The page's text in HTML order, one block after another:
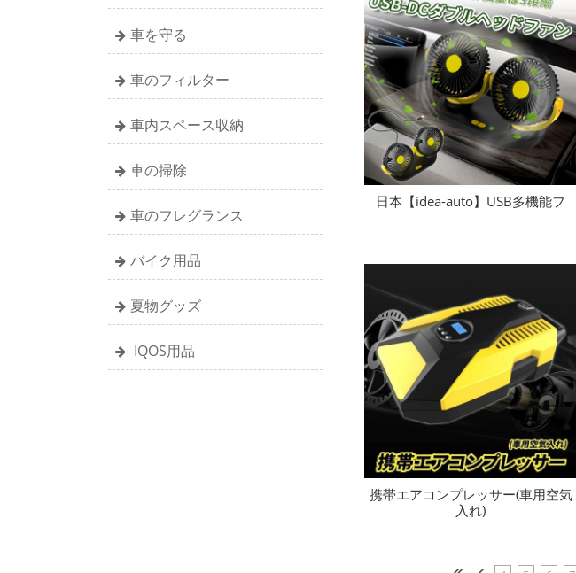
車を守る
車のフィルター
車内スペース収納
車の掃除
車のフレグランス
バイク用品
夏物グッズ
IQOS用品
日本【idea-auto】USB多機能フ
携帯エアコンプレッサー(車用空気
入れ)